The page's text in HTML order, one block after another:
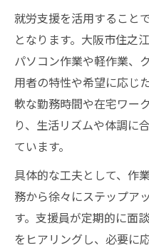
就労支援を活用すること
となります。大阪市住之
パソコン作業や軽作業、
用者の特性や希望に応じ
軟な勤務時間や在宅ワー
り、生活リズムや体調に
ています。
具体的な工夫として、作
務から徐々にステップア
す。支援員が定期的に面
をヒアリングし、必要に